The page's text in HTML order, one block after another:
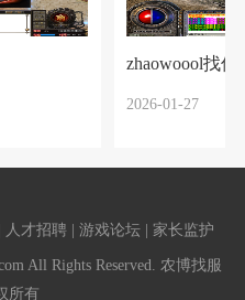
zhaowoool找传
2026-01-27
才招聘 | 游戏论坛 | 家长监护
All Rights Reserved. 农博找服
所有